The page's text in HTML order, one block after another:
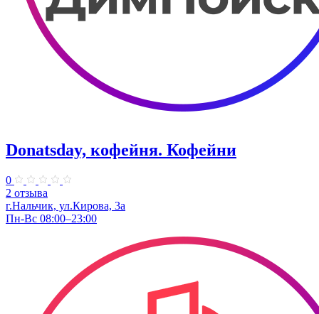
Donatsday, кофейня. Кофейни
0
2 отзыва
г.Нальчик, ул.Кирова, 3а
Пн-Вс 08:00–23:00